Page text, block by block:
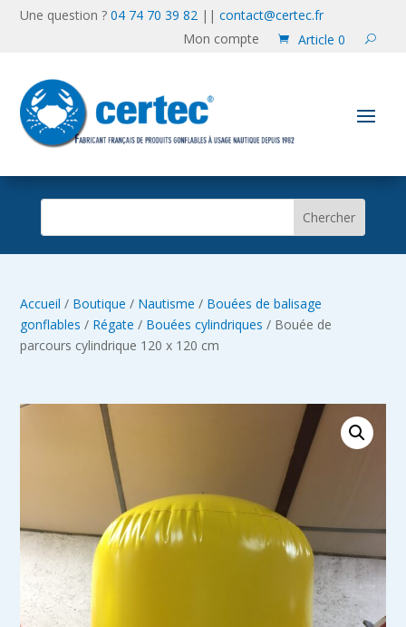
Une question ?04 74 70 39 82 ||contact@certec.fr
Mon compte
Article 0
Accueil / Boutique / Nautisme / Bouées de balisage
gonflables / Régate / Bouées cylindriques / Bouée de
parcours cylindrique 120 x 120 cm